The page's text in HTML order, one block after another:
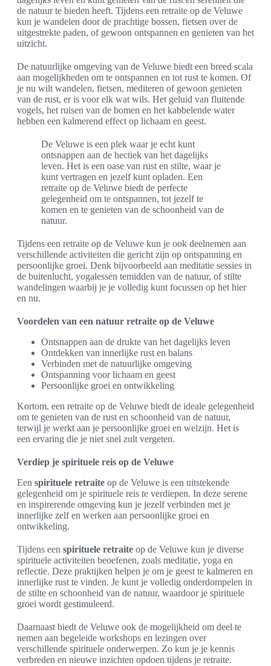
de natuur te bieden heeft. Tijdens een retraite op de Veluwe
kun je wandelen door de prachtige bossen, fietsen over de
uitgestrekte paden, of gewoon ontspannen en genieten van het
uitzicht.
De natuurlijke omgeving van de Veluwe biedt een breed scala
aan mogelijkheden om te ontspannen en tot rust te komen. Of
je nu wilt wandelen, fietsen, mediteren of gewoon genieten
van de rust, er is voor elk wat wils. Het geluid van fluitende
vogels, het ruisen van de bomen en het kabbelende water
hebben een kalmerend effect op lichaam en geest.
De Veluwe is een plek waar je echt kunt
ontsnappen aan de hectiek van het dagelijks
leven. Het is een oase van rust en stilte, waar je
kunt vertragen en jezelf kunt opladen. Een
retraite op de Veluwe biedt de perfecte
gelegenheid om te ontspannen, tot jezelf te
komen en te genieten van de schoonheid van de
natuur.
Tijdens een retraite op de Veluwe kun je ook deelnemen aan
verschillende activiteiten die gericht zijn op ontspanning en
persoonlijke groei. Denk bijvoorbeeld aan meditatie sessies in
de buitenlucht, yogalessen temidden van de natuur, of stilte
wandelingen waarbij je je volledig kunt focussen op het hier
en nu.
Voordelen van een natuur retraite op de Veluwe
Ontsnappen aan de drukte van het dagelijks leven
Ontdekken van innerlijke rust en balans
Verbinden met de natuurlijke omgeving
Ontspanning voor lichaam en geest
Persoonlijke groei en ontwikkeling
Kortom, een retraite op de Veluwe biedt de ideale gelegenheid
om te genieten van de rust en schoonheid van de natuur,
terwijl je werkt aan je persoonlijke groei en welzijn. Het is
een ervaring die je niet snel zult vergeten.
Verdiep je spirituele reis op de Veluwe
Een spirituele retraite op de Veluwe is een uitstekende
gelegenheid om je spirituele reis te verdiepen. In deze serene
en inspirerende omgeving kun je jezelf verbinden met je
innerlijke zelf en werken aan persoonlijke groei en
ontwikkeling.
Tijdens een spirituele retraite op de Veluwe kun je diverse
spirituele activiteiten beoefenen, zoals meditatie, yoga en
reflectie. Deze praktijken helpen je om je geest te kalmeren en
innerlijke rust te vinden. Je kunt je volledig onderdompelen in
de stilte en schoonheid van de natuur, waardoor je spirituele
groei wordt gestimuleerd.
Daarnaast biedt de Veluwe ook de mogelijkheid om deel te
nemen aan begeleide workshops en lezingen over
verschillende spirituele onderwerpen. Zo kun je je kennis
verbreden en nieuwe inzichten opdoen tijdens je retraite.